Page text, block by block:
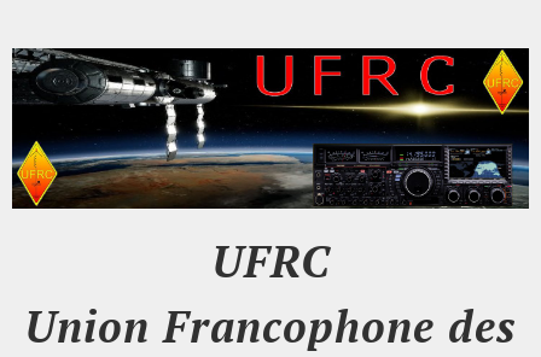
UFRC
Union Francophone des